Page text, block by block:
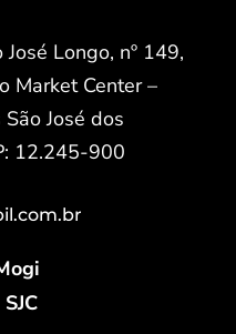
José Longo, nº 149,
Market Center –
José dos
12.245-900